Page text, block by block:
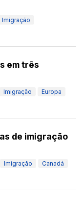
Imigração
em três
Imigração Europa
de imigração
Imigração Canadá